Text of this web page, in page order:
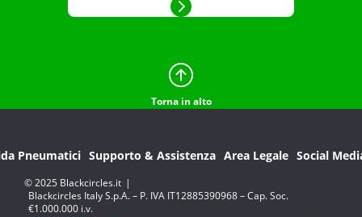
Torna in alto
Pneumatici Supporto & Assistenza Area Legale Social
© 2025 Blackcircles.it |
Blackcircles Italy S.p.A. – P. IVA IT12885390968 – Cap. Soc.
€1.000.000 i.v.